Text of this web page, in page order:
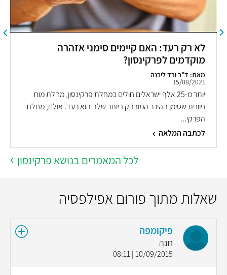
לא רק רעד: האם קיימים סימני אזהרה
מוקדמים לפרקינסון?
מאת: ד"ר ורד ליבנה
15/08/2021
יותר מ-25 אלף ישראלים חולים במחלת פרקינסון, מחלת מוח
ניוונית שסימן ההיכר המובהק ביותר שלה הוא רעד. אולם, מחלת
הפרקי...
לכתבה המלאה
לכל המאמרים בנושא פרקינסון
שאלות מתוך פורום אפילפסיה
פיקומפה
חנה
10/09/2015 | 08:11